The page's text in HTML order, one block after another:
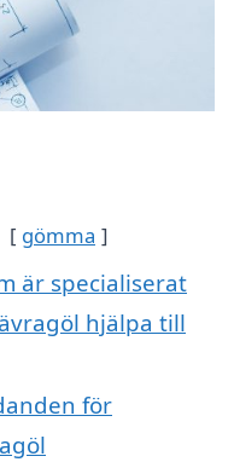
gömma
är specialiserat
hjälpa till
för